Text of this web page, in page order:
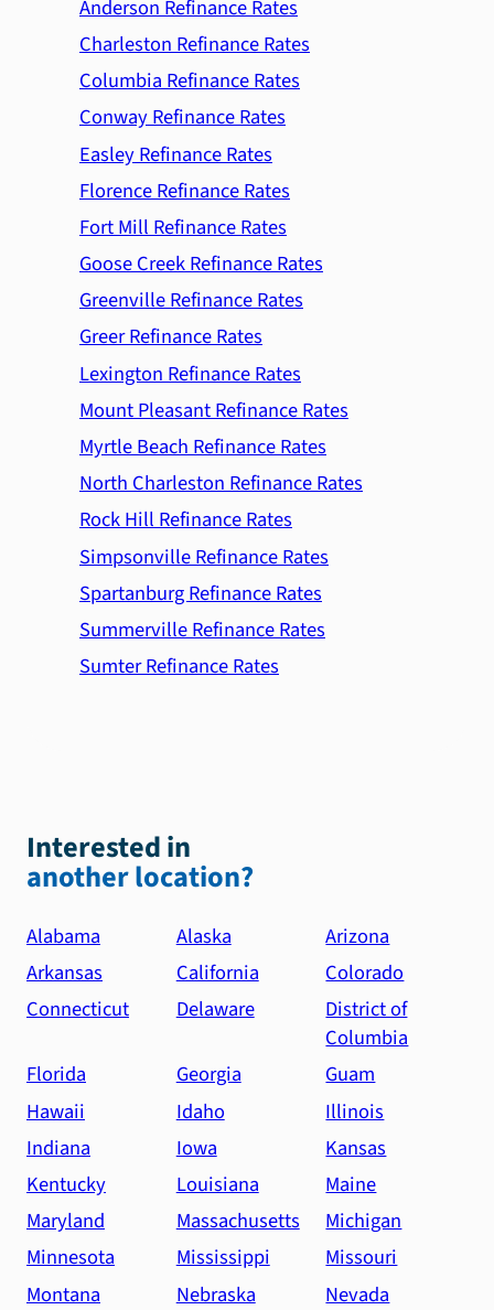
Anderson Refinance Rates
Charleston Refinance Rates
Columbia Refinance Rates
Conway Refinance Rates
Easley Refinance Rates
Florence Refinance Rates
Fort Mill Refinance Rates
Goose Creek Refinance Rates
Greenville Refinance Rates
Greer Refinance Rates
Lexington Refinance Rates
Mount Pleasant Refinance Rates
Myrtle Beach Refinance Rates
North Charleston Refinance Rates
Rock Hill Refinance Rates
Simpsonville Refinance Rates
Spartanburg Refinance Rates
Summerville Refinance Rates
Sumter Refinance Rates
Interested in
another location?
Alabama Alaska
Arizona
Arkansas
California
Colorado
Connecticut
Delaware
District of
Columbia
Florida
Georgia
Guam
Hawaii
Idaho
Illinois
Indiana
Iowa
Kansas
Kentucky
Louisiana
Maine
Maryland
Massachusetts
Michigan
Minnesota
Mississippi
Missouri
Montana
Nebraska
Nevada